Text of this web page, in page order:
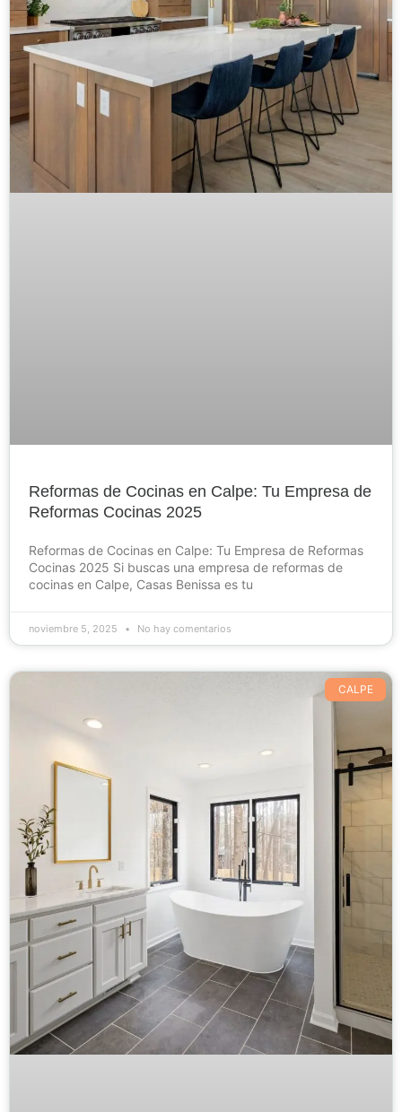
Reformas de Cocinas en Calpe: Tu Empresa de
Reformas Cocinas 2025
Reformas de Cocinas en Calpe: Tu Empresa de Reformas
Cocinas 2025 Si buscas una empresa de reformas de
cocinas en Calpe, Casas Benissa es tu
noviembre 5, 2025 No hay comentarios
CALPE